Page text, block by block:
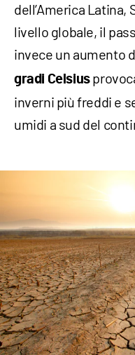
dell’America Latina,
livello globale, il
invece un aumento
gradi Celsius
inverni più freddi e
umidi a sud del